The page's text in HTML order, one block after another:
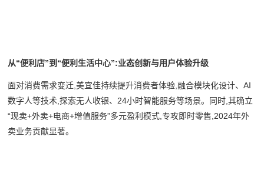
从“便利店”到“便利生活中心”:业态创新与用户体验升级
面对消费需求变迁,美宜佳持续提升消费者体验,融合模块化设计、AI
数字人等技术,探索无人收银、24小时智能服务等场景。同时,其确立
“现卖+外卖+电商+增值服务”多元盈利模式,专攻即时零售,2024年外
卖业务贡献显著。